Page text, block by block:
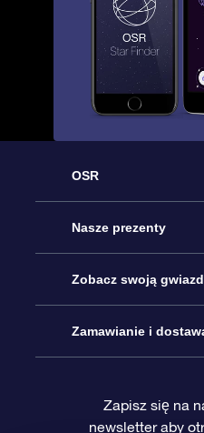
OSR
Obsługa
Kontakt
Blog
Nasze prezenty
Podarunek Gwiazda
Pakiet Podarunkowy
Zobacz swoją
Rejestr Gwiazd
Zamawianie i
Zapisz się na
newsletter aby